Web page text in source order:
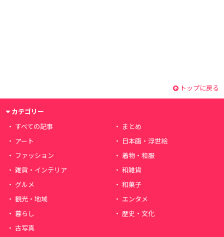
トップに戻る
カテゴリー
すべての記事
まとめ
アート
日本画・浮世絵
ファッション
着物・和服
雑貨・インテリア
和雑貨
グルメ
和菓子
観光・地域
エンタメ
暮らし
歴史・文化
古写真